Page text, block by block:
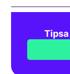
Tipsa